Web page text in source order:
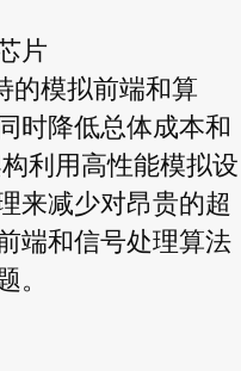
片
的模拟前端和算
时降低总体成本和
利用高性能模拟设
来减少对昂贵的超
端和信号处理算法
。